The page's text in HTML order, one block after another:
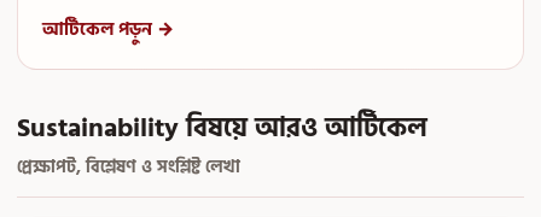
আর্টিকেল পড়ুন →
Sustainability বিষয়ে আরও আর্টিকেল
প্রেক্ষাপট, বিশ্লেষণ ও সংশ্লিষ্ট লেখা